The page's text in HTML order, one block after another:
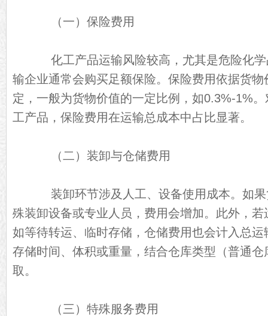
（一）保险费用
化工产品运输风险较高，尤其是危险化学
输企业通常会购买足额保险。保险费用依据货
定，一般为货物价值的一定比例，如0.3%-1%
工产品，保险费用在运输总成本中占比显著。
（二）装卸与仓储费用
装卸环节涉及人工、设备使用成本。如果
殊装卸设备或专业人员，费用会增加。此外，
如等待转运、临时存储，仓储费用也会计入总
存储时间、体积或重量，结合仓库类型（普通
取。
（三）特殊服务费用